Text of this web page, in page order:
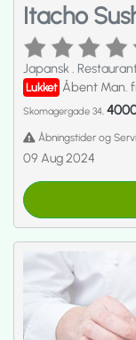
Itacho
Japansk.
Lukket Åbent Man.
Skomagergade 34,
Åbningstider og
09 Aug 2024